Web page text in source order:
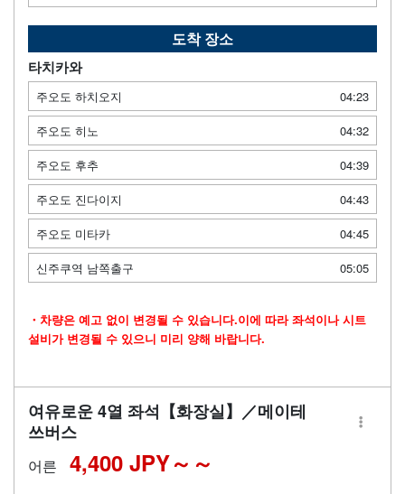
도착 장소
타치카와
주오도 하치오지
04:23
주오도 히노
04:32
주오도 후추
04:39
주오도 진다이지
04:43
주오도 미타카
04:45
신주쿠역 남쪽출구
05:05
・차량은 예고 없이 변경될 수 있습니다.이에 따라 좌석이나 시트
설비가 변경될 수 있으니 미리 양해 바랍니다.
여유로운 4열 좌석【화장실】／메이테
쓰버스
어른 4,400 JPY～